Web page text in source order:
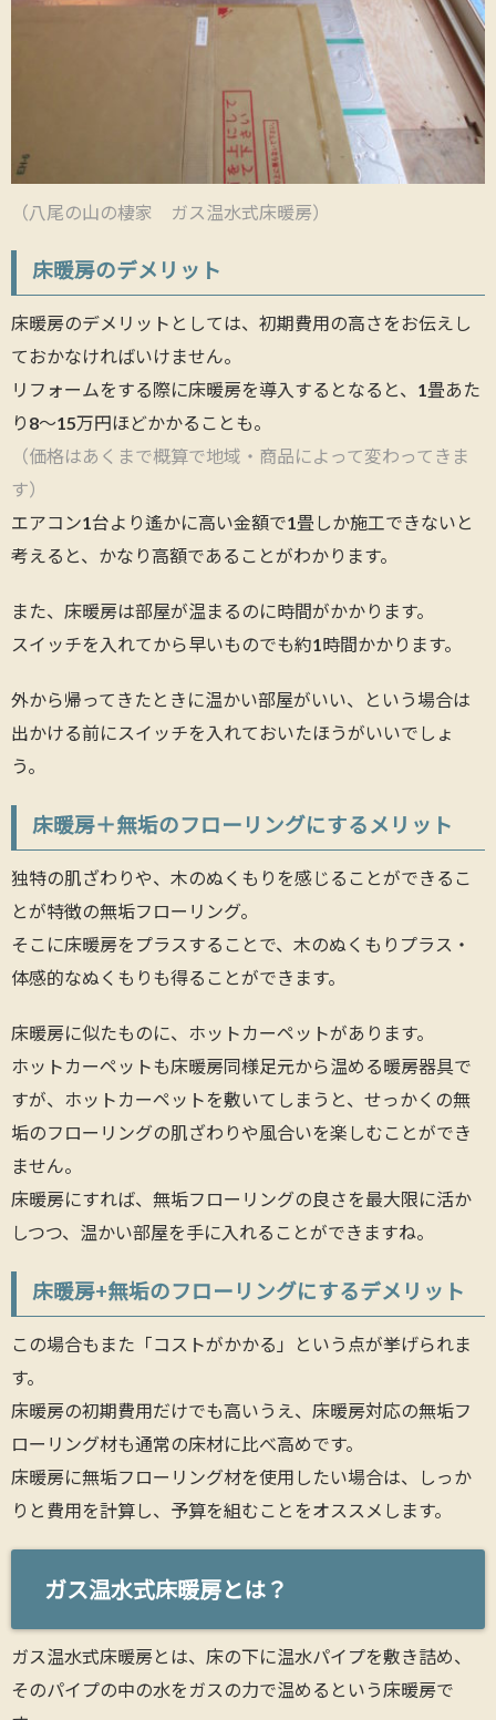
（八尾の山の棲家 ガス温水式床暖房）
床暖房のデメリット
床暖房のデメリットとしては、初期費用の高さをお伝えし
ておかなければいけません。
リフォームをする際に床暖房を導入するとなると、1畳あた
り8～15万円ほどかかることも。
（価格はあくまで概算で地域・商品によって変わってきま
す）
エアコン1台より遙かに高い金額で1畳しか施工できないと
考えると、かなり高額であることがわかります。
また、床暖房は部屋が温まるのに時間がかかります。
スイッチを入れてから早いものでも約1時間かかります。
外から帰ってきたときに温かい部屋がいい、という場合は
出かける前にスイッチを入れておいたほうがいいでしょ
う。
床暖房＋無垢のフローリングにするメリット
独特の肌ざわりや、木のぬくもりを感じることができるこ
とが特徴の無垢フローリング。
そこに床暖房をプラスすることで、木のぬくもりプラス・
体感的なぬくもりも得ることができます。
床暖房に似たものに、ホットカーペットがあります。
ホットカーペットも床暖房同様足元から温める暖房器具で
すが、ホットカーペットを敷いてしまうと、せっかくの無
垢のフローリングの肌ざわりや風合いを楽しむことができ
ません。
床暖房にすれば、無垢フローリングの良さを最大限に活か
しつつ、温かい部屋を手に入れることができますね。
床暖房+無垢のフローリングにするデメリット
この場合もまた「コストがかかる」という点が挙げられま
す。
床暖房の初期費用だけでも高いうえ、床暖房対応の無垢フ
ローリング材も通常の床材に比べ高めです。
床暖房に無垢フローリング材を使用したい場合は、しっか
りと費用を計算し、予算を組むことをオススメします。
ガス温水式床暖房とは？
ガス温水式床暖房とは、床の下に温水パイプを敷き詰め、
そのパイプの中の水をガスの力で温めるという床暖房で